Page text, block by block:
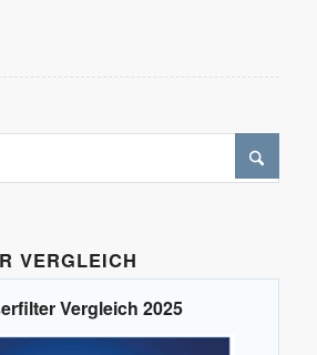
VERGLEICH
Vergleich 2025